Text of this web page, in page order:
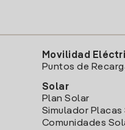
Movilidad
Puntos de
Solar
Plan Solar
Simulador Placas
Comunidades